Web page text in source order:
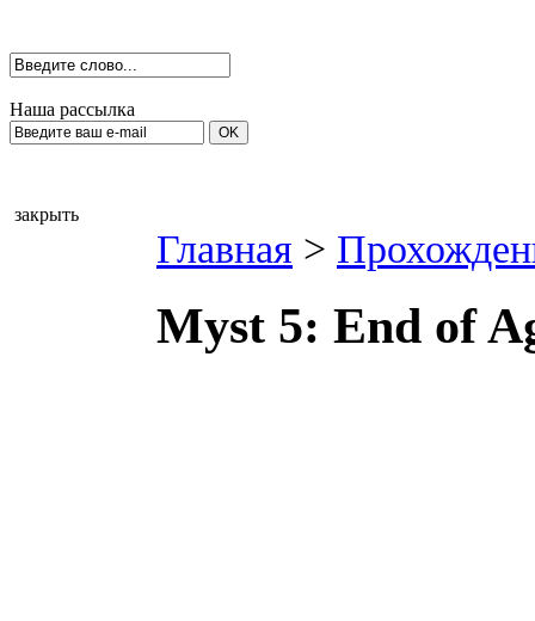
Наша рассылка
закрыть
Главная >
Myst 5: End of